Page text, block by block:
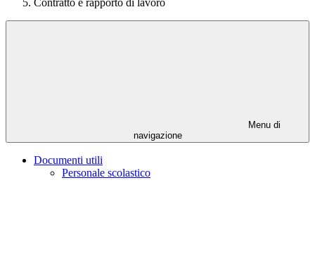
Contratto e rapporto di lavoro
Menu di
navigazione
Documenti utili
Personale scolastico